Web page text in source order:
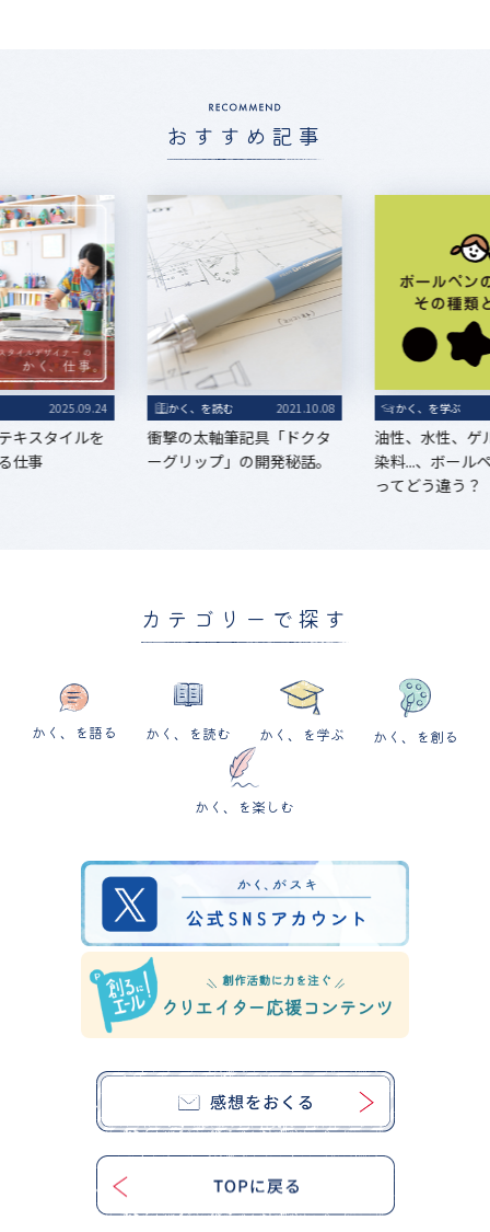
おすすめ記事
2025.09.24
キスタイルを
仕事
かく、を読む 2021.10.08
衝撃の太軸筆記具「ドクタ
ーグリップ」の開発秘話。
かく、を学ぶ
油性、水性、ゲ
染料...、ボール
ってどう違う？
カテゴリーで探す
かく、を語る かく、を読む かく、を学ぶ かく、を創る
かく、を楽しむ